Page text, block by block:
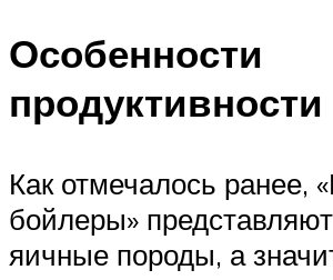
Особенности
продуктивности
Как отмечалось ранее,
бойлеры»
яичные породы, а